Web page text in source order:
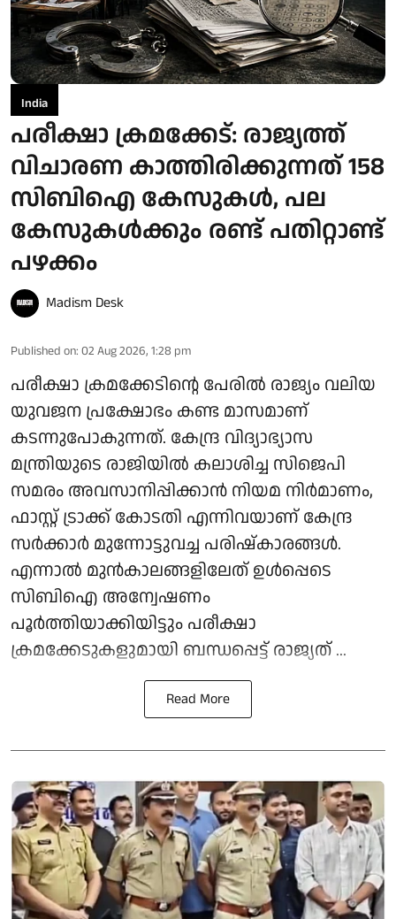
India
പരീക്ഷാ ക്രമക്കേട്: രാജ്യത്ത്
വിചാരണ കാത്തിരിക്കുന്നത് 158
സിബിഐ കേസുകള്‍, പല
കേസുകള്‍ക്കും രണ്ട് പതിറ്റാണ്ട്
പഴക്കം
Madism Desk
Published on: 02 Aug 2026, 1:28 pm
പരീക്ഷാ ക്രമക്കേടിന്റെ പേരില്‍ രാജ്യം വലിയ
യുവജന പ്രക്ഷോഭം കണ്ട മാസമാണ്
കടന്നുപോകുന്നത്. കേന്ദ്ര വിദ്യാഭ്യാസ
മന്ത്രിയുടെ രാജിയില്‍ കലാശിച്ച സിജെപി
സമരം അവസാനിപ്പിക്കാന്‍ നിയമ നിര്‍മാണം,
ഫാസ്റ്റ് ട്രാക്ക് കോടതി എന്നിവയാണ് കേന്ദ്ര
സര്‍ക്കാര്‍ മുന്നോട്ടുവച്ച പരിഷ്‌കാരങ്ങള്‍.
എന്നാല്‍ മുന്‍കാലങ്ങളിലേത് ഉള്‍പ്പെടെ
സിബിഐ അന്വേഷണം
പൂര്‍ത്തിയാക്കിയിട്ടും പരീക്ഷാ
ക്രമക്കേടുകളുമായി ബന്ധപ്പെട്ട് രാജ്യത് ...
Read More